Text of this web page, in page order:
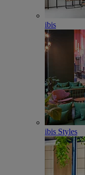
ibis
ibis Styles